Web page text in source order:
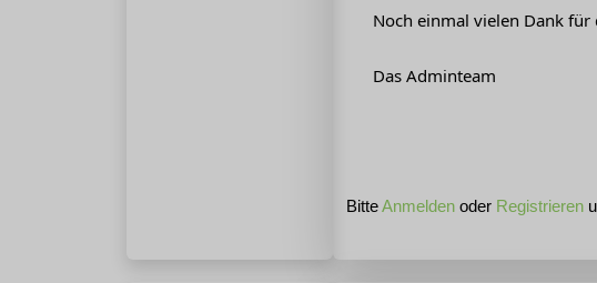
Noch einmal vielen Dank
Das Adminteam
BitteAnmelden oder Registrieren